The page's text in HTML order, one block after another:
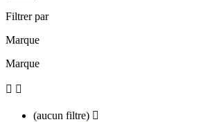
Filtrer par
Marque
Marque
 
(aucun filtre) 